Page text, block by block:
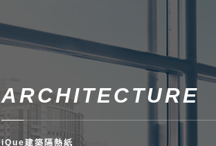
ARCHITECTURE
iQue建築隔熱紙